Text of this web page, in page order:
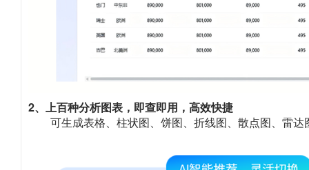
2、上百种分析图表，即查即用，高效快捷
可生成表格、柱状图、饼图、折线图、散点图、雷